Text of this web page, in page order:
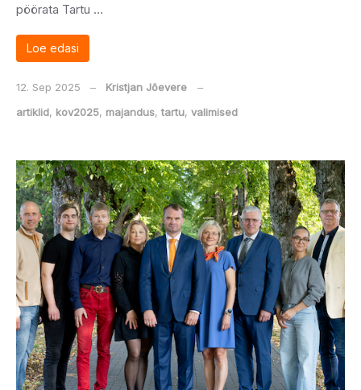
pöörata Tartu …
Loe edasi
12. Sep 2025 ‒ Kristjan Jõevere
‒
artiklid, kov2025, majandus, tartu, valimised